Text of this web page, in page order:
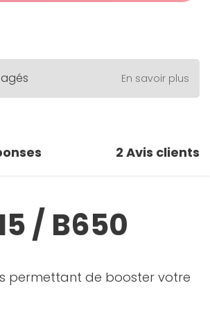
En savoir plus
2 Avis clients
/ B650
permettant de booster votre